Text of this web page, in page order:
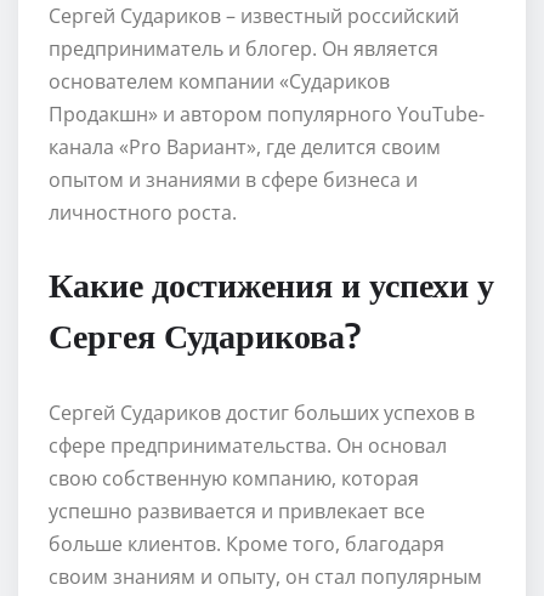
Сергей Судариков – известный российский
предприниматель и блогер. Он является
основателем компании «Судариков
Продакшн» и автором популярного YouTube-
канала «Pro Вариант», где делится своим
опытом и знаниями в сфере бизнеса и
личностного роста.
Какие достижения и успехи у
Сергея Сударикова?
Сергей Судариков достиг больших успехов в
сфере предпринимательства. Он основал
свою собственную компанию, которая
успешно развивается и привлекает все
больше клиентов. Кроме того, благодаря
своим знаниям и опыту, он стал популярным